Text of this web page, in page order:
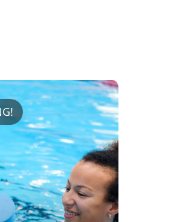
på Tromsøbadet